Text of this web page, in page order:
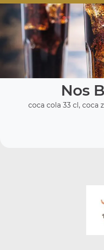
Nos
coca cola 33 cl, coca